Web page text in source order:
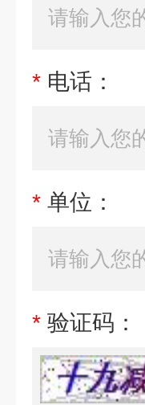
* 电话：
* 单位：
* 验证码：